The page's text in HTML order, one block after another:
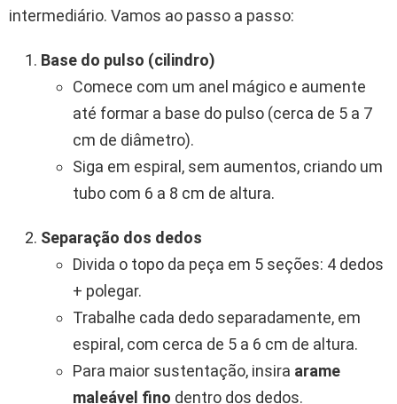
intermediário. Vamos ao passo a passo:
Base do pulso (cilindro)
Comece com um anel mágico e aumente
até formar a base do pulso (cerca de 5 a 7
cm de diâmetro).
Siga em espiral, sem aumentos, criando um
tubo com 6 a 8 cm de altura.
Separação dos dedos
Divida o topo da peça em 5 seções: 4 dedos
+ polegar.
Trabalhe cada dedo separadamente, em
espiral, com cerca de 5 a 6 cm de altura.
Para maior sustentação, insira arame
maleável fino dentro dos dedos.